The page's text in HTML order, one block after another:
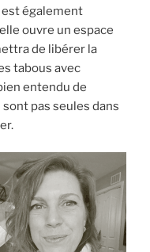
également
ouvre un espace
de libérer la
tabous avec
entendu de
pas seules dans